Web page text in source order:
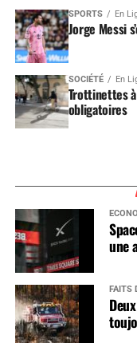
SPORTS En
Jorge Messi
SOCIÉTÉ En
Trottinettes
obligatoires
une
FAITS